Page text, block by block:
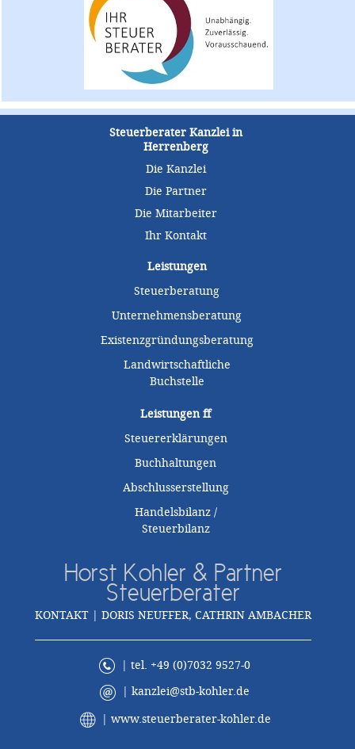
Steuerberater Kanzlei in
Herrenberg
Die Kanzlei
Die Partner
Die Mitarbeiter
Ihr Kontakt
Leistungen
Steuerberatung
Unternehmensberatung
Existenzgründungsberatung
Landwirtschaftliche
Buchstelle
Leistungenff
Steuererklärungen
Buchhaltungen
Abschlusserstellung
Handelsbilanz /
Steuerbilanz
Horst Kohler & Partner
Steuerberater
KONTAKT | DORIS NEUFFER, CATHRIN AMBACHER
| tel. +49 (0)7032 9527-0
| kanzlei@stb-kohler.de
| www.steuerberater-kohler.de